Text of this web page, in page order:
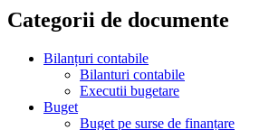
Categorii de documente
Bilanțuri contabile
Bilanturi contabile
Executii bugetare
Buget
Buget pe surse de finanțare